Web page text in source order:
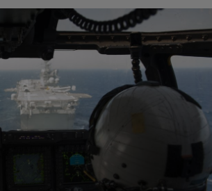
DE SÉCURITÉ ÉTRANGÈRES VIDÉO
PODCAST
EVÈNEMENT